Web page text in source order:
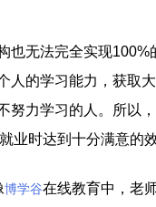
无法完全实现100%
的学习能力，获取
力学习的人。所以
业时达到十分满意的
博学谷在线教育中，老